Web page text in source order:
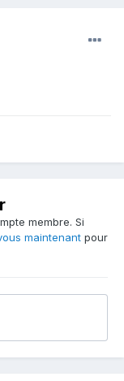
membre. Si
maintenant pour